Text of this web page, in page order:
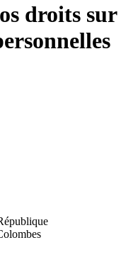
droits sur